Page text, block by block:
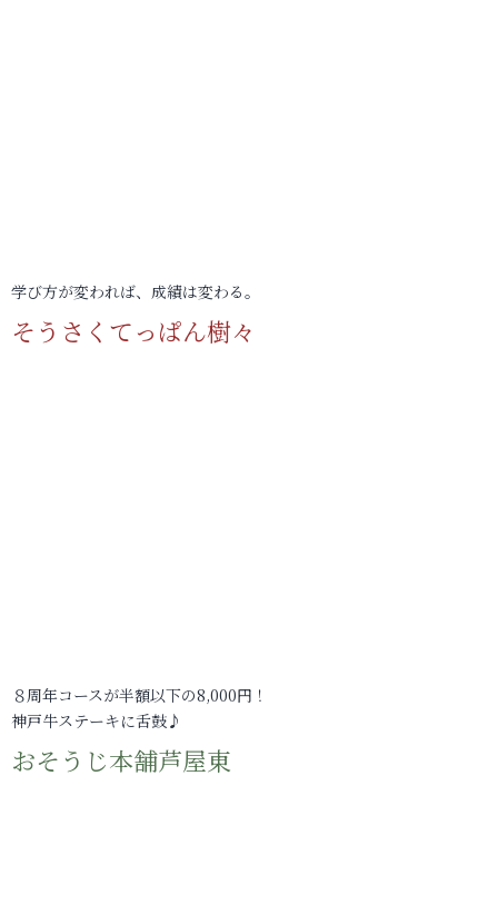
学び方が変われば、成績は変わる。
そうさくてっぱん樹々
８周年コースが半額以下の8,000円！
神戸牛ステーキに舌鼓♪
おそうじ本舗芦屋東